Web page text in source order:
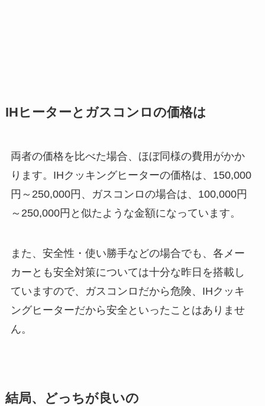
IHヒーターとガスコンロの価格は
両者の価格を比べた場合、ほぼ同様の費用がかか
ります。IHクッキングヒーターの価格は、150,000
円～250,000円、ガスコンロの場合は、100,000円
～250,000円と似たような金額になっています。
また、安全性・使い勝手などの場合でも、各メー
カーとも安全対策については十分な昨日を搭載し
ていますので、ガスコンロだから危険、IHクッキ
ングヒーターだから安全といったことはありませ
ん。
結局、どっちが良いの